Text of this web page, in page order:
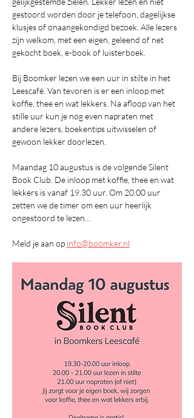
gestoord worden door je telefoon, dagelijkse
klusjes of onaangekondigd bezoek. Alle lezers
zijn welkom, met een eigen, geleend of net
gekocht boek, e-book of luisterboek.
Bij Boomker lezen we een uur in stilte in het
Leescafé. Van tevoren is er een inloop met
koffie, thee en wat lekkers. Na afloop van het
stille uur kun je nog even napraten met
andere lezers, boekentips uitwisselen of
gewoon lekker doorlezen.
Maandag 10 augustus is de volgende Silent
Book Club. De inloop met koffie, thee en wat
lekkers is vanaf 19.30 uur. Om 20.00 uur
zetten we de timer om een uur heerlijk
ongestoord te lezen…
Meld je aan op info@boomker.nl